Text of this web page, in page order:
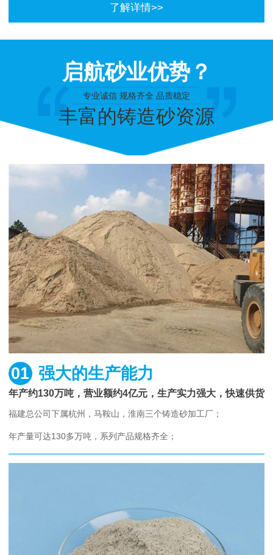
了解详情>>
启航砂业优势？
专业诚信 规格齐全 品质稳定
丰富的铸造砂资源
01 强大的生产能力
年产约130万吨，营业额约4亿元，生产实力强大，快速供货
福建总公司下属杭州，马鞍山，淮南三个铸造砂加工厂；
年产量可达130多万吨，系列产品规格齐全；